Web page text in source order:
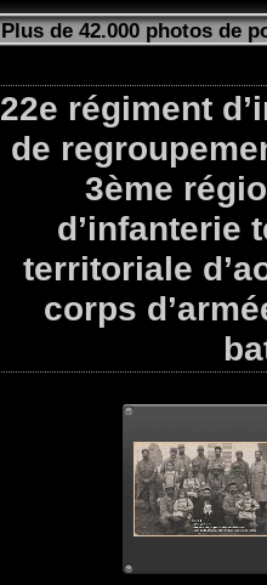
Plus de 42.000 photos de
22e régiment
de
3ème
d’infanterie
territoriale
corps